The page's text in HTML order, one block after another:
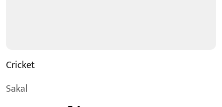
Cricket
Sakal